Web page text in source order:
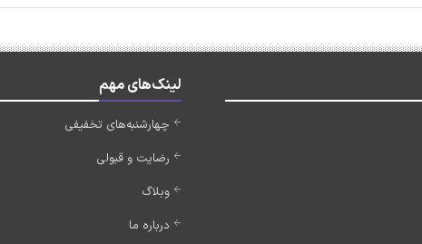
لینک‌های مهم
چهارشنبه‌های تخفیفی
رضایت و قبولی
وبلاگ
درباره ما